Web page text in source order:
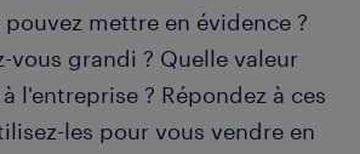
mettre en évidence ?
vous grandi ? Quelle valeur
l'entreprise ? Répondez à ces
les pour vous vendre en